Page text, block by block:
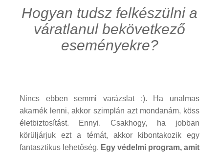
Hogyan tudsz felkészülni a
váratlanul bekövetkező
eseményekre?
Nincs ebben semmi varázslat :). Ha unalmas
akarnék lenni, akkor szimplán azt mondanám, köss
életbiztosítást. Ennyi. Csakhogy, ha jobban
körüljárjuk ezt a témát, akkor kibontakozik egy
fantasztikus lehetőség. Egy védelmi program, amit